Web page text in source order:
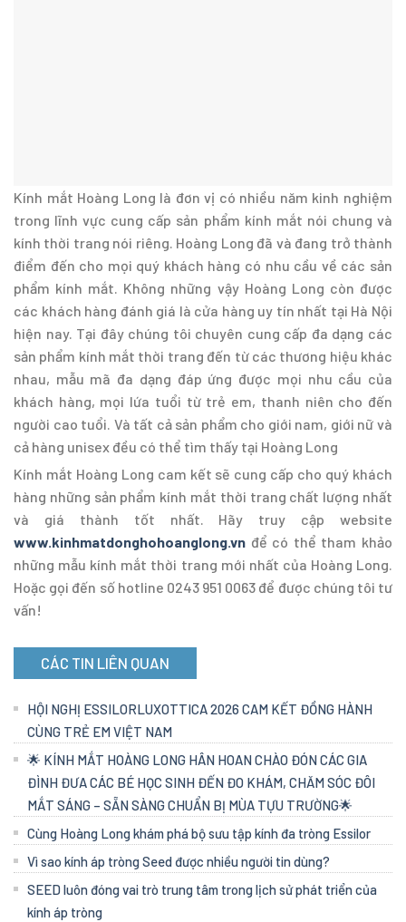
Kính mắt Hoàng Long là đơn vị có nhiều năm kinh nghiệm
trong lĩnh vực cung cấp sản phẩm kính mắt nói chung và
kính thời trang nói riêng. Hoàng Long đã và đang trở thành
điểm đến cho mọi quý khách hàng có nhu cầu về các sản
phẩm kính mắt. Không những vậy Hoàng Long còn được
các khách hàng đánh giá là cửa hàng uy tín nhất tại Hà Nội
hiện nay. Tại đây chúng tôi chuyên cung cấp đa dạng các
sản phẩm kính mắt thời trang đến từ các thương hiệu khác
nhau, mẫu mã đa dạng đáp ứng được mọi nhu cầu của
khách hàng, mọi lứa tuổi từ trẻ em, thanh niên cho đến
người cao tuổi. Và tất cả sản phẩm cho giới nam, giới nữ và
cả hàng unisex đều có thể tìm thấy tại Hoàng Long
Kính mắt Hoàng Long cam kết sẽ cung cấp cho quý khách
hàng những sản phẩm kính mắt thời trang chất lượng nhất
và giá thành tốt nhất. Hãy truy cập website
www.kinhmatdonghohoanglong.vn để có thể tham khảo
những mẫu kính mắt thời trang mới nhất của Hoàng Long.
Hoặc gọi đến số hotline 0243 951 0063 để được chúng tôi tư
vấn!
CÁC TIN LIÊN QUAN
HỘI NGHỊ ESSILORLUXOTTICA 2026 CAM KẾT ĐỒNG HÀNH
CÙNG TRẺ EM VIỆT NAM
🌟 KÍNH MẮT HOÀNG LONG HÂN HOAN CHÀO ĐÓN CÁC GIA
ĐÌNH ĐƯA CÁC BÉ HỌC SINH ĐẾN ĐO KHÁM, CHĂM SÓC ĐÔI
MẮT SÁNG – SẴN SÀNG CHUẨN BỊ MÙA TỰU TRƯỜNG🌟
Cùng Hoàng Long khám phá bộ sưu tập kính đa tròng Essilor
Vì sao kính áp tròng Seed được nhiều người tin dùng?
SEED luôn đóng vai trò trung tâm trong lịch sử phát triển của
kính áp tròng